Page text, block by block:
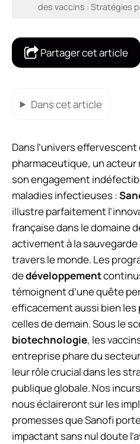
des vaccins : Stratégies
Partager cet article
Dans cet article
Dans l’univers effervescent
pharmaceutique, un acteur
son engagement
maladies infectieuses :
illustre parfaitement
française dans le domaine
activement à la
travers le monde. Les
dedéveloppement
témoignent d’une quête
efficacement aussi bien
celles de demain. Sous le
biotechnologie, les
entreprise phare du
leur rôle crucial dans les
publique globale. Nos
nous éclaireront sur les
promesses que Sanofi
impactant sans nul doute